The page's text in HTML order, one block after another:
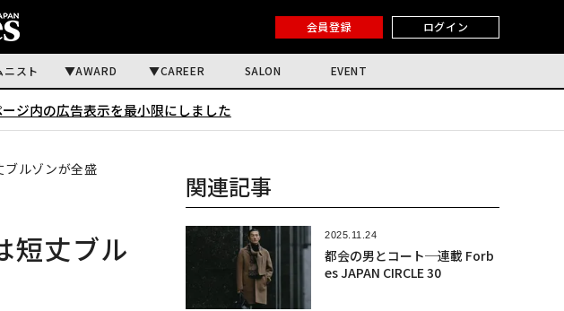
会員登録 ログイン
ニスト AWARD CAREER SALON EVENT
ジ内の広告表示を最小限にしました
ルゾンが全盛
短丈ブル
関連記事
2025.11.24
都会の男とコート─連載 Forb
es JAPAN CIRCLE 30